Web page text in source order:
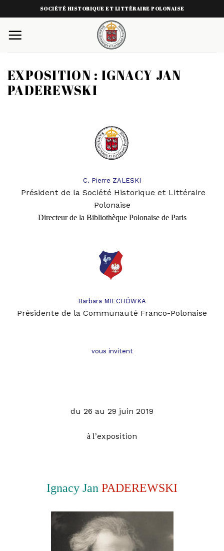
to
content
SOCIÉTÉ HISTORIQUE ET LITTÉRAIRE POLONAISE
EXPOSITION : IGNACY JAN
PADEREWSKI
C. Pierre ZALESKI
Président de la Société Historique et Littéraire
Polonaise
Directeur de la Bibliothèque Polonaise de Paris
Barbara MIECHÓWKA
Présidente de la Communauté Franco-Polonaise
vous invitent
du 26 au 29 juin 2019
à l’exposition
Ignacy Jan PADEREWSKI